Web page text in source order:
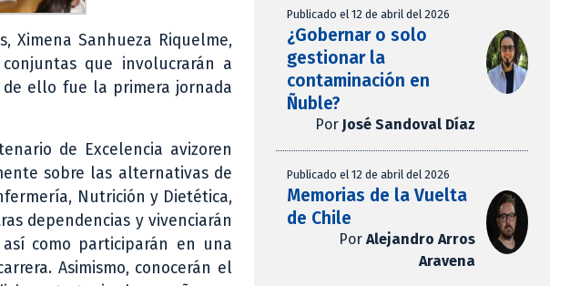
Ximena Sanhueza Riquelme,
que involucrarán a
de ello fue la primera jornada
de Excelencia avizoren
sobre las alternativas de
Nutrición y Dietética,
dependencias y vivenciarán
como participarán en una
Asimismo, conocerán el
Publicado el 12 de abril del 2026
¿Gobernar o solo
gestionar la
contaminación en
Ñuble?
Por José Sandoval Díaz
Publicado el 12 de abril del 2026
Memorias de la Vuelta
de Chile
Por Alejandro Arros
Aravena